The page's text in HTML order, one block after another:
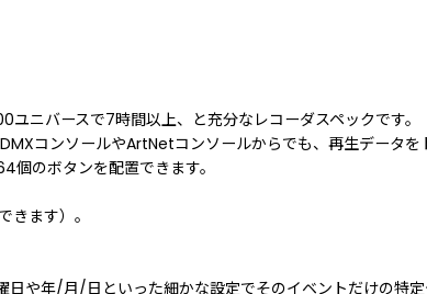
ニバースで7時間以上、と充分なレコーダスペックです。
コンソールやArtNetコンソールからでも、再生データを
のボタンを配置できます。
ます）。
や年/月/日といった細かな設定でそのイベントだけの特